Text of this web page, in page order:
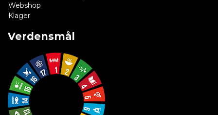
Webshop
Klager
Verdensmål